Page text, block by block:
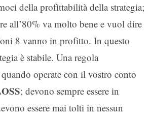
della profittabilità della strategia;
all’80% va molto bene e vuol dire
8 vanno in profitto. In questo
è stabile. Una regola
operate con il vostro conto
; devono sempre essere in
essere mai tolti in nessun